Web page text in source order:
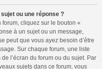
ou une réponse ?
cliquez sur le bouton «
à un sujet ou un message,
peut que vous ayez besoin d’être
Sur chaque forum, une liste
l’écran du forum ou du sujet. Par
sujets dans ce forum, vous